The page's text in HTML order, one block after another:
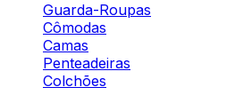
Guarda-Roupas
Cômodas
Camas
Penteadeiras
Colchões